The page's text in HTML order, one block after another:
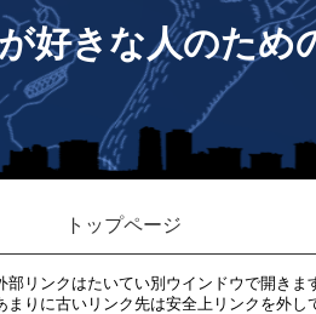
好きな人のため
トップページ
部リンクはたいてい別ウインドウで開きま
まりに古いリンク先は安全上リンクを外し